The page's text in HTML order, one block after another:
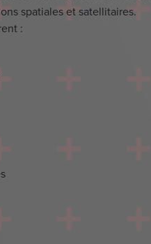
spatiales et satellitaires.
: